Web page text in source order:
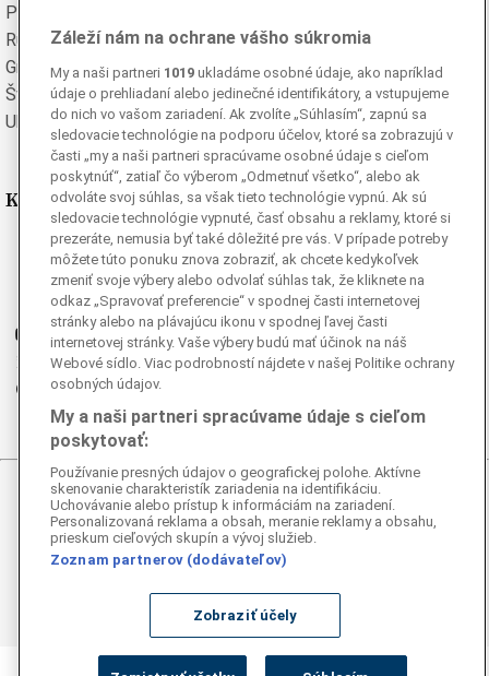
Poľská
Rumunská
Ruská
Grécka
Španielska
Švédska
Turecká
Ukrajinská
Vietnamská
Kde nás nájdete
Facebook
Instagram
Ganjing
Youtube
Twitter
Telegram
RSS
© 2026 Epoch Times Slovensko
Všetky práva vyhradené. Publikovanie alebo ďalšie šírenie
správ a fotografií zo zdrojov TASR je bez
autorského zákona.
Záleží nám na ochrane vášho súkromia
My a naši partneri 1019 ukladáme osobné údaje, ako napríklad
údaje o prehliadaní alebo jedinečné identifikátory, a vstupujeme
do nich vo vašom zariadení. Ak zvolíte „Súhlasím“, zapnú sa
sledovacie technológie na podporu účelov, ktoré sa zobrazujú v
časti „my a naši partneri spracúvame osobné údaje s cieľom
poskytnúť“, zatiaľ čo výberom „Odmetnuť všetko“, alebo ak
odvoláte svoj súhlas, sa však tieto technológie vypnú. Ak sú
sledovacie technológie vypnuté, časť obsahu a reklamy, ktoré si
prezeráte, nemusia byť také dôležité pre vás. V prípade potreby
môžete túto ponuku znova zobraziť, ak chcete kedykoľvek
zmeniť svoje výbery alebo odvolať súhlas tak, že kliknete na
odkaz „Spravovať preferencie“ v spodnej časti internetovej
stránky alebo na plávajúcu ikonu v spodnej ľavej časti
internetovej stránky. Vaše výbery budú mať účinok na náš
Webové sídlo. Viac podrobností nájdete v našej Politike ochrany
osobných údajov.
My a naši partneri spracúvame údaje s cieľom
poskytovať:
Používanie presných údajov o geografickej polohe. Aktívne
skenovanie charakteristík zariadenia na identifikáciu.
Uchovávanie alebo prístup k informáciám na zariadení.
Personalizovaná reklama a obsah, meranie reklamy a obsahu,
prieskum cieľových skupín a vývoj služieb.
Zoznam partnerov (dodávateľov)
Zobraziť účely